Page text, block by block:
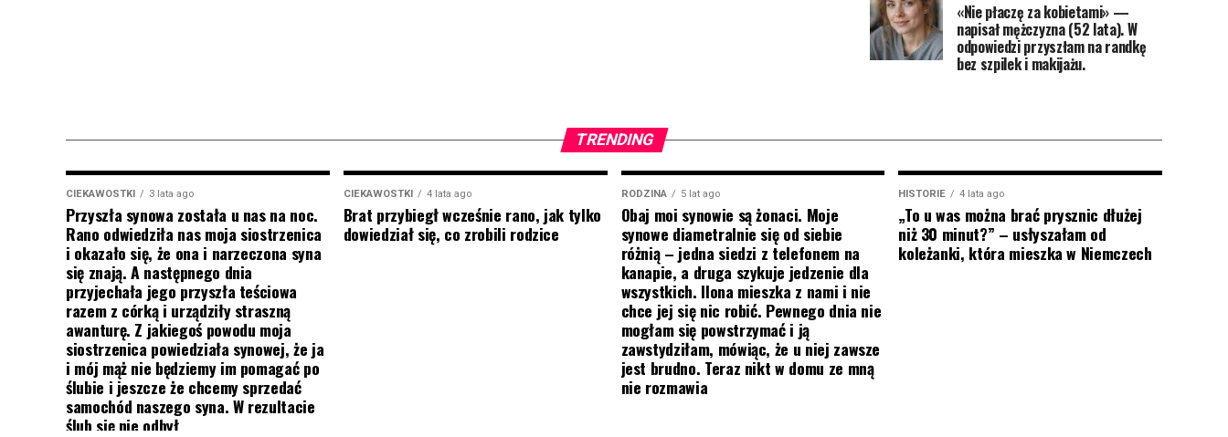
«Nie płaczę za kobietami» —
napisał mężczyzna (52 lata). W
odpowiedzi przyszłam na randkę
bez szpilek i makijażu.
TRENDING
CIEKAWOSTKI 3 lata ago
Przyszła synowa została u nas na noc.
Rano odwiedziła nas moja siostrzenica
i okazało się, że ona i narzeczona syna
się znają. A następnego dnia
przyjechała jego przyszła teściowa
razem z córką i urządziły straszną
awanturę. Z jakiegoś powodu moja
siostrzenica powiedziała synowej, że ja
i mój mąż nie będziemy im pomagać po
ślubie i jeszcze że chcemy sprzedać
samochód naszego syna. W rezultacie
ślub się nie odbył
CIEKAWOSTKI 4 lata ago
Brat przybiegł wcześnie rano, jak tylko
dowiedział się, co zrobili rodzice
RODZINA 5 lat ago
Obaj moi synowie są żonaci. Moje
synowe diametralnie się od siebie
różnią – jedna siedzi z telefonem na
kanapie, a druga szykuje jedzenie dla
wszystkich. Ilona mieszka z nami i nie
chce jej się nic robić. Pewnego dnia nie
mogłam się powstrzymać i ją
zawstydziłam, mówiąc, że u niej zawsze
jest brudno. Teraz nikt w domu ze mną
nie rozmawia
HISTORIE 4 lata ago
„To u was można brać prysznic dłużej
niż 30 minut?” – usłyszałam od
koleżanki, która mieszka w Niemczech